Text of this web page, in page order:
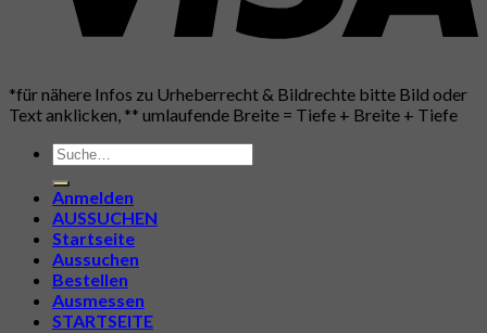
*für nähere Infos zu Urheberrecht & Bildrechte bitte Bild oder
Text anklicken, ** umlaufende Breite = Tiefe + Breite + Tiefe
Suche
nach:
Anmelden
AUSSUCHEN
Startseite
Aussuchen
Bestellen
Ausmessen
STARTSEITE